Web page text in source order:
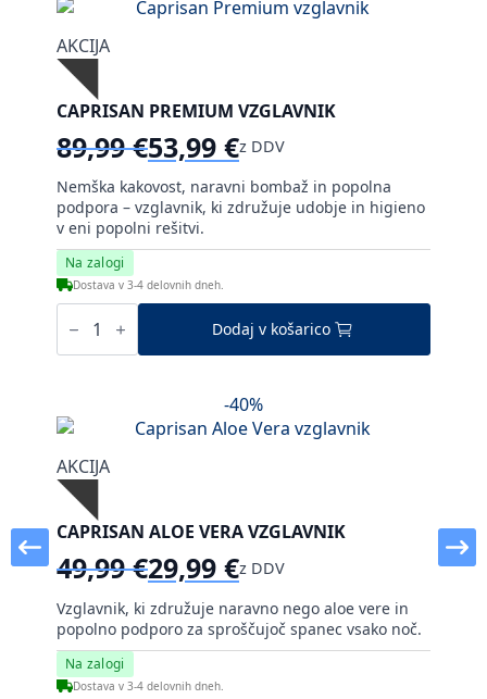
Na zalogi
Dostava v 3-4 delovnih dneh.
Nemška kakovost, naravni bombaž in popolna
podpora – vzglavnik, ki združuje udobje in higieno
v eni popolni rešitvi.
AKCIJA
CAPRISAN PREMIUM VZGLAVNIK
89,99€
Izvirna
cena
je
bila:
89,99 €.
53,99 €
Trenutna
cena
je:
53,99 €.
z DDV
Caprisan
Premium
količina
Dodaj v košarico
-40%
Na zalogi
Dostava v 3-4 delovnih dneh.
Vzglavnik, ki združuje naravno nego aloe vere in
popolno podporo za sproščujoč spanec vsako noč.
AKCIJA
CAPRISAN ALOE VERA VZGLAVNIK
49,99€
Izvirna
cena
je
bila:
49,99 €.
29,99 €
Trenutna
cena
je:
29,99 €.
z DDV